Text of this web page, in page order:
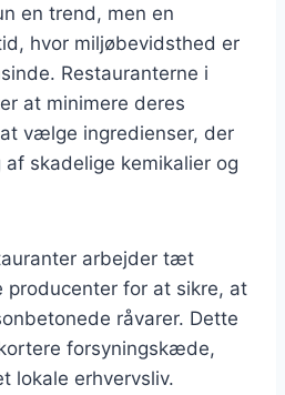
en trend, men en
hvor miljøbevidsthed er
Restauranterne i
at minimere deres
vælge ingredienser, der
skadelige kemikalier og
arbejder tæt
producenter for at sikre, at
råvarer. Dette
forsyningskæde,
lokale erhvervsliv.